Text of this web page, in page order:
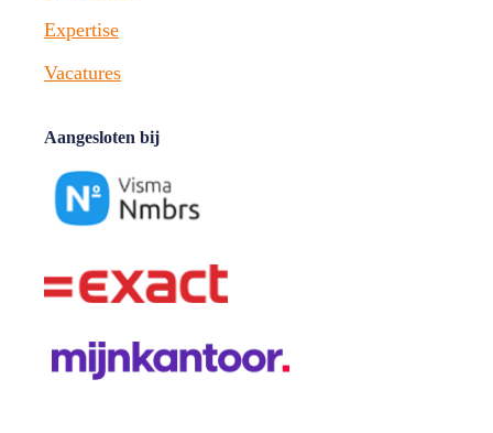
Expertise
Vacatures
Aangesloten bij